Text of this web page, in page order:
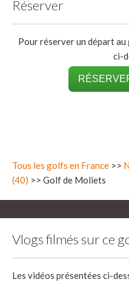
Réserver
Pour réserver un départ
ci-
Tous les golfs en France >>
(40) >> Golf de Moliets
Vlogs filmés sur ce
Les vidéos présentées ci-